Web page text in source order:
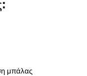
μπάλας